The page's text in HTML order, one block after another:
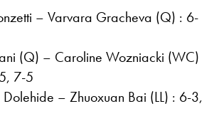
– Varvara Gracheva (Q) : 6-
(Q) – Caroline Wozniacki (WC)
7-5
– Zhuoxuan Bai (LL) : 6-3,